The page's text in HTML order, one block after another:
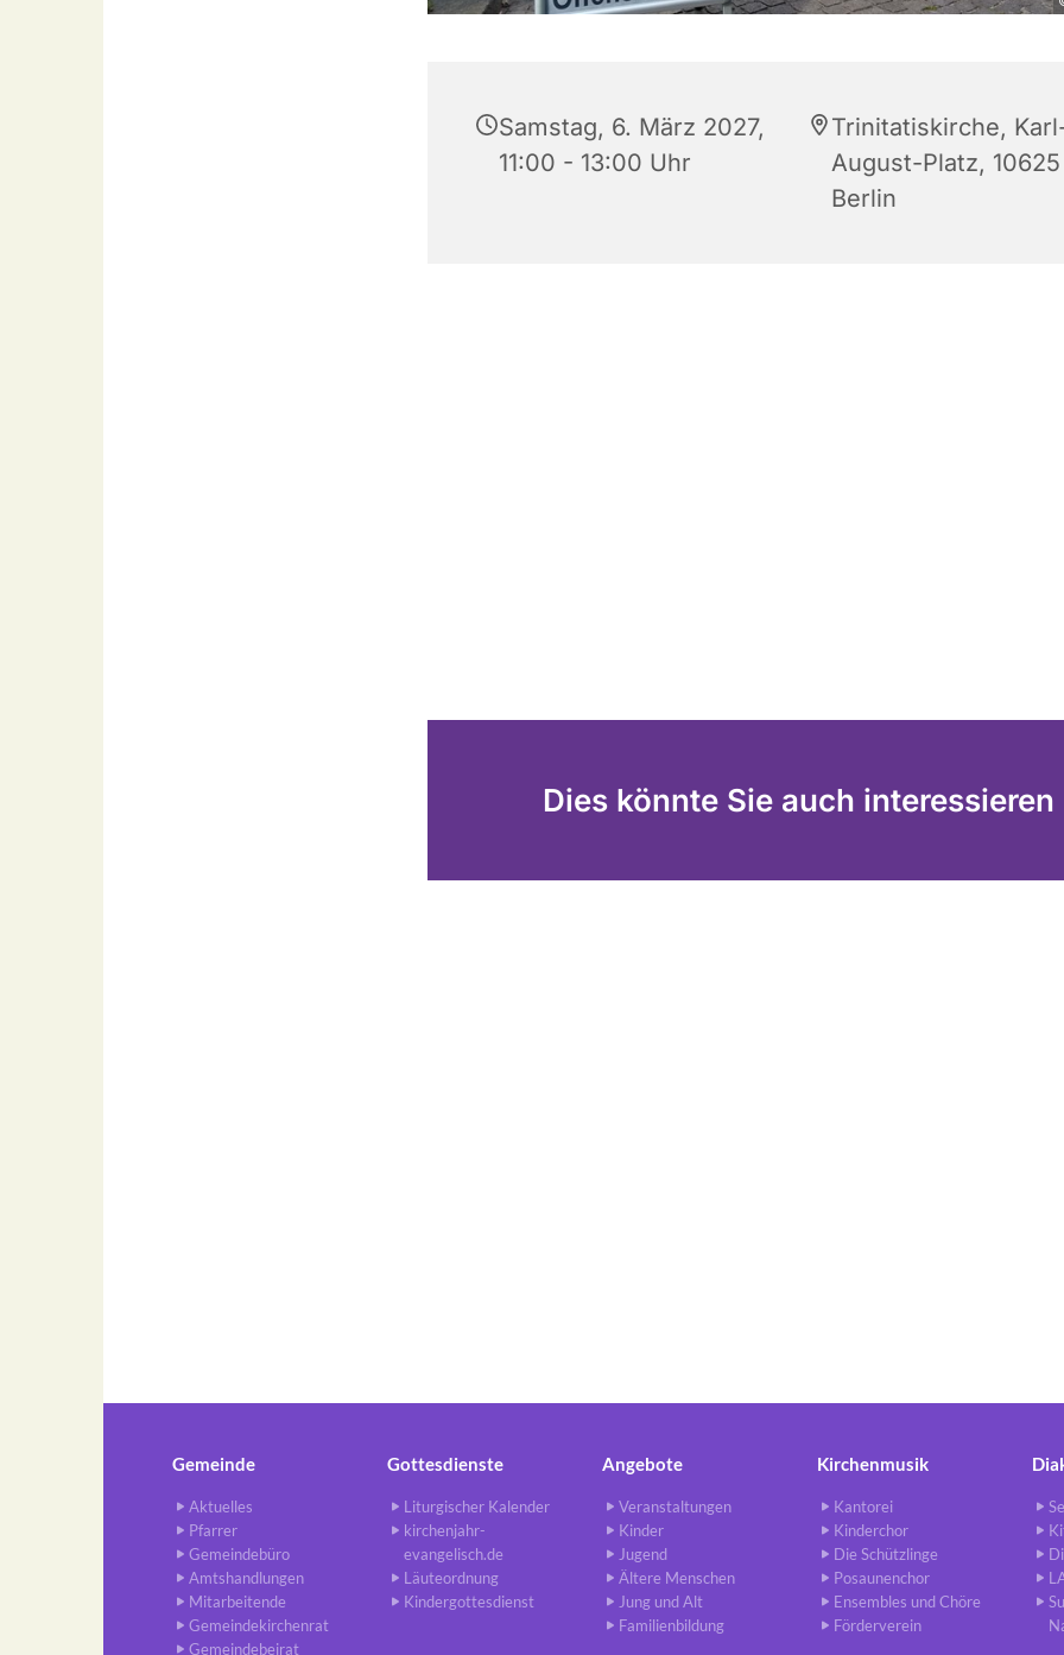
Samstag, 6. März 2027,
11:00 - 13:00 Uhr
Trinitatiskirche,
August-Platz, 10625
Berlin
Dies könnte Sie auch interessieren
Gemeinde
Aktuelles
Pfarrer
Gemeindebüro
Amtshandlungen
Mitarbeitende
Gemeindekirchenrat
Gemeindebeirat
Gottesdienste
Liturgischer Kalender
kirchenjahr-
evangelisch.de
Läuteordnung
Kindergottesdienst
Angebote
Veranstaltungen
Kinder
Jugend
Ältere Menschen
Jung und Alt
Familienbildung
Kirchenmusik
Kantorei
Kinderchor
Die Schützlinge
Posaunenchor
Ensembles und Chöre
Förderverein